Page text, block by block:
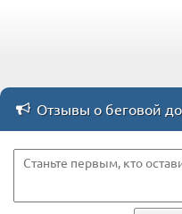
Отзывы о беговой